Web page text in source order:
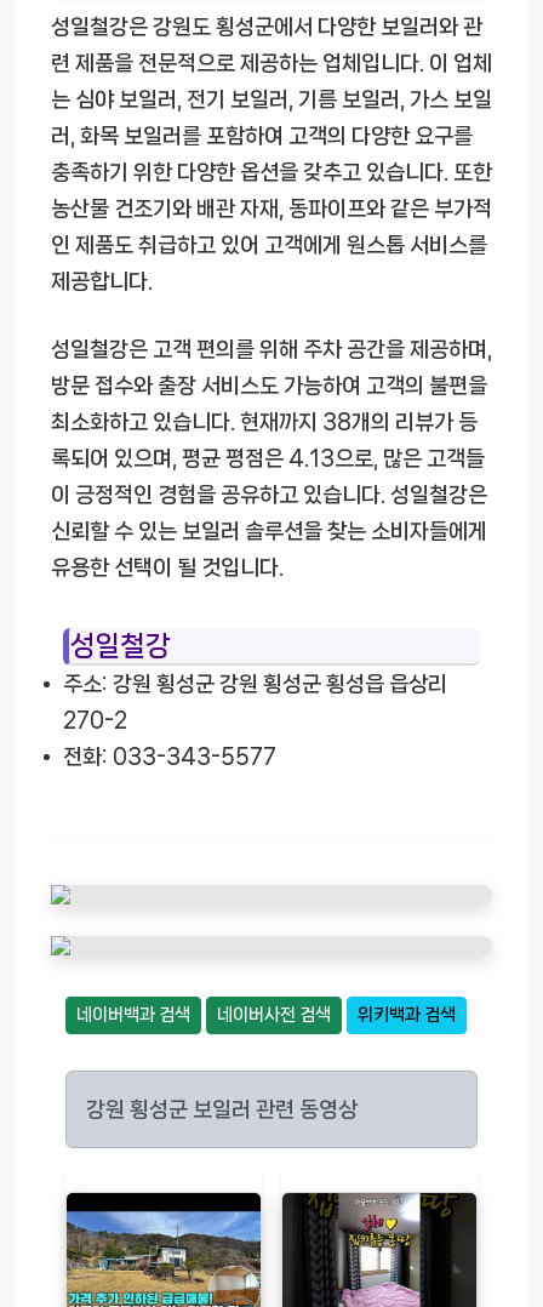
성일철강은 강원도 횡성군에서 다양한 보일러와 관
련 제품을 전문적으로 제공하는 업체입니다. 이 업체
는 심야 보일러, 전기 보일러, 기름 보일러, 가스 보일
러, 화목 보일러를 포함하여 고객의 다양한 요구를
충족하기 위한 다양한 옵션을 갖추고 있습니다. 또한
농산물 건조기와 배관 자재, 동파이프와 같은 부가적
인 제품도 취급하고 있어 고객에게 원스톱 서비스를
제공합니다.
성일철강은 고객 편의를 위해 주차 공간을 제공하며,
방문 접수와 출장 서비스도 가능하여 고객의 불편을
최소화하고 있습니다. 현재까지 38개의 리뷰가 등
록되어 있으며, 평균 평점은 4.13으로, 많은 고객들
이 긍정적인 경험을 공유하고 있습니다. 성일철강은
신뢰할 수 있는 보일러 솔루션을 찾는 소비자들에게
유용한 선택이 될 것입니다.
성일철강
주소: 강원 횡성군 강원 횡성군 횡성읍 읍상리
270-2
전화: 033-343-5577
네이버백과 검색 네이버사전 검색 위키백과 검색
강원 횡성군 보일러 관련 동영상